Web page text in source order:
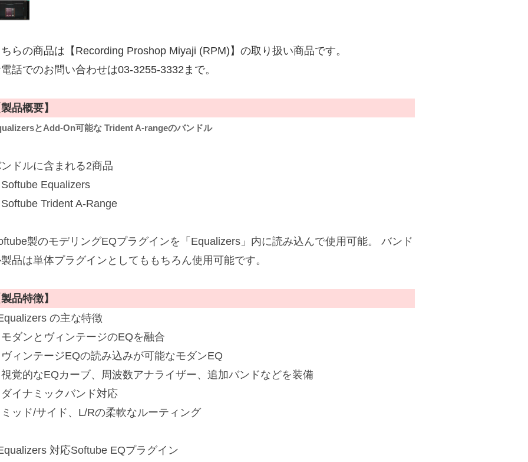
らの商品は【Recording Proshop Miyaji (RPM)】の取り扱い商品です。
話でのお問い合わせは03-3255-3332まで。
品概要】
とAdd-On可能な Trident A-rangeのバンドル
ドルに含まれる2商品
Equalizers
Trident A-Range
製のモデリングEQプラグインを「Equalizers」内に読み込んで使用可能。 バンド
品は単体プラグインとしてももちろん使用可能です。
品特徴】
の主な特徴
ダンとヴィンテージのEQを融合
ィンテージEQの読み込みが可能なモダンEQ
覚的なEQカーブ、周波数アナライザー、追加バンドなどを装備
イナミックバンド対応
ッド/サイド、L/Rの柔軟なルーティング
対応Softube EQプラグイン